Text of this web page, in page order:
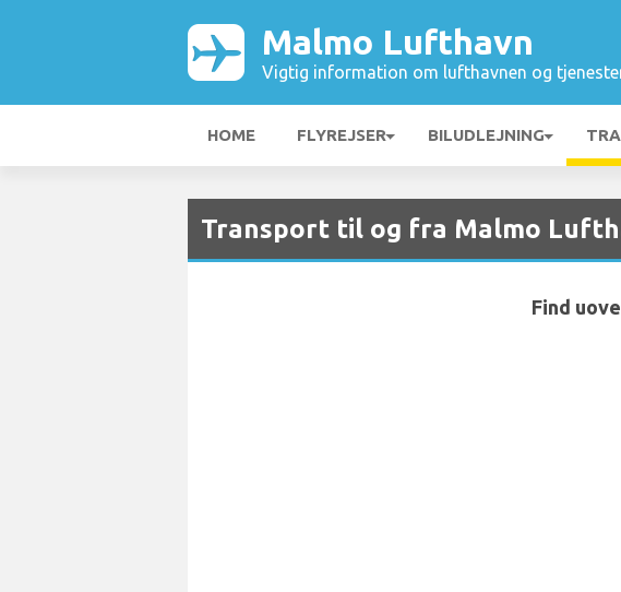
Malmo Lufthavn
Vigtig information om lufthavnen og
HOME FLYREJSER BILUDLEJNING
Transport til og fra Malmo
Find